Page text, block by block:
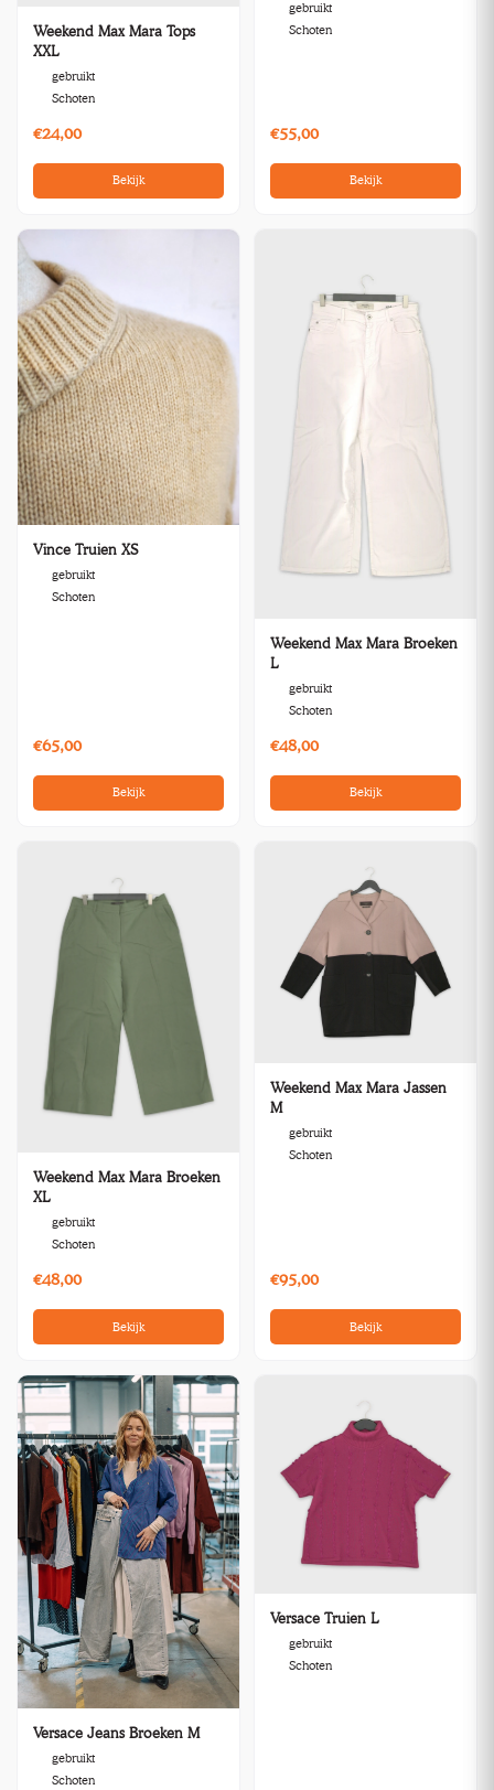
Weekend Max Mara Tops
XXL
gebruikt
Schoten
€24,00
Bekijk
gebruikt
Schoten
€55,00
Bekijk
Vince Truien XS
gebruikt
Schoten
€65,00
Bekijk
Weekend Max Mara Broeken
L
gebruikt
Schoten
€48,00
Bekijk
Weekend Max Mara Broeken
XL
gebruikt
Schoten
€48,00
Bekijk
Weekend Max Mara Jassen
M
gebruikt
Schoten
€95,00
Bekijk
Versace Jeans Broeken M
gebruikt
Schoten
Versace Truien L
gebruikt
Schoten